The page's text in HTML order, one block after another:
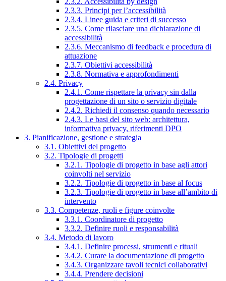
2.3.3. Principi per l’accessibilità
2.3.4. Linee guida e criteri di successo
2.3.5. Come rilasciare una dichiarazione di
accessibilità
2.3.6. Meccanismo di feedback e procedura di
attuazione
2.3.7. Obiettivi accessibilità
2.3.8. Normativa e approfondimenti
2.4. Privacy
2.4.1. Come rispettare la privacy sin dalla
progettazione di un sito o servizio digitale
2.4.2. Richiedi il consenso quando necessario
2.4.3. Le basi del sito web: architettura,
informativa privacy, riferimenti DPO
3. Pianificazione, gestione e strategia
3.1. Obiettivi del progetto
3.2. Tipologie di progetti
3.2.1. Tipologie di progetto in base agli attori
coinvolti nel servizio
3.2.2. Tipologie di progetto in base al focus
3.2.3. Tipologie di progetto in base all’ambito di
intervento
3.3. Competenze, ruoli e figure coinvolte
3.3.1. Coordinatore di progetto
3.3.2. Definire ruoli e responsabilità
3.4. Metodo di lavoro
3.4.1. Definire processi, strumenti e rituali
3.4.2. Curare la documentazione di progetto
3.4.3. Organizzare tavoli tecnici collaborativi
3.4.4. Prendere decisioni